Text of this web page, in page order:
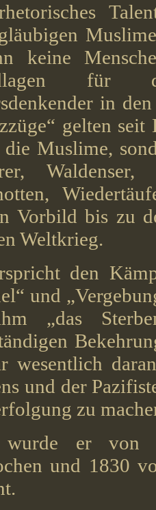
keine
für
in
gelten
die Muslime,
Vorbild bis zu
Weltkrieg.
den
und
„das
wesentlich
und der
zu
wurde er von
und 1830